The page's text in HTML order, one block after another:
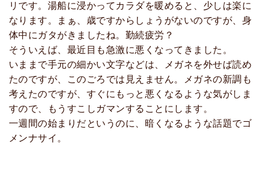
リです。湯船に浸かってカラダを暖めると、少しは楽に
なります。まぁ、歳ですからしょうがないのですが、身
体中にガタがきましたね。勤続疲労？
そういえば、最近目も急激に悪くなってきました。
いままで手元の細かい文字などは、メガネを外せば読め
たのですが、このごろでは見えません。メガネの新調も
考えたのですが、すぐにもっと悪くなるような気がしま
すので、もうすこしガマンすることにします。
一週間の始まりだというのに、暗くなるような話題でゴ
メンナサイ。